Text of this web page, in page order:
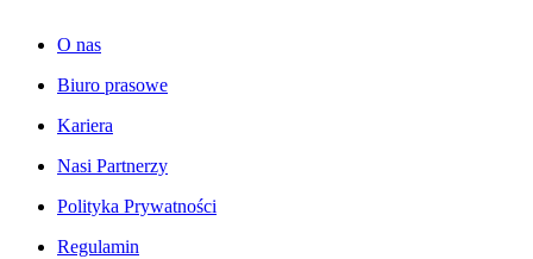
O nas
Biuro prasowe
Kariera
Nasi Partnerzy
Polityka Prywatności
Regulamin